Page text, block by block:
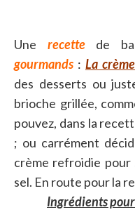
Une recette de
gourmands : La
des desserts ou
brioche grillée,
pouvez, dans la
; ou carrément
crème refroidie
sel. En route pour la
Ingrédients